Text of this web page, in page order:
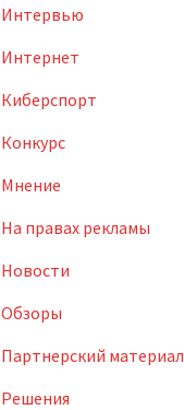
Интервью
Интернет
Киберспорт
Конкурс
Мнение
На правах рекламы
Новости
Обзоры
Партнерский материал
Решения